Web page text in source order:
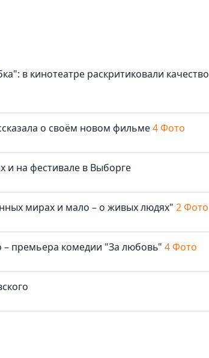
в кинотеатре раскритиковали качество
о своём новом фильме4 Фото
и на фестивале в Выборге
мирах и мало – о живых людях" 2 Фото
– премьера комедии "За любовь" 4 Фото